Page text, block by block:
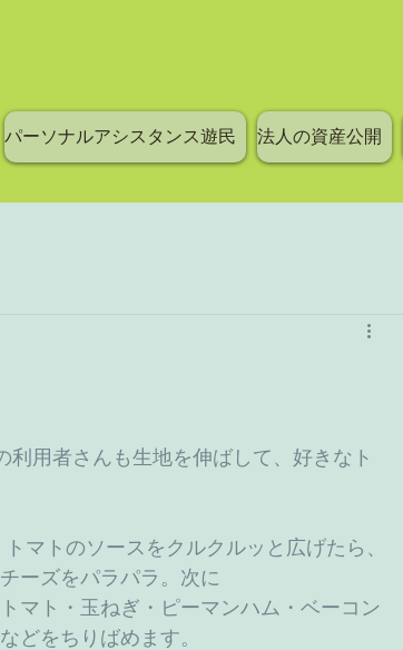
パーソナルアシスタンス遊民 法人の資産公開
チーズをパラパラ。次に
トマト・玉ねぎ・ピーマンハム・ベーコン
などをちりばめます。